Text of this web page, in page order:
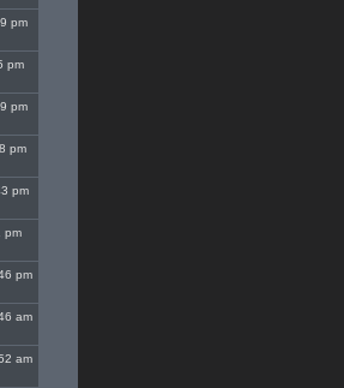
pm
pm
pm
pm
pm
pm
pm
am
am